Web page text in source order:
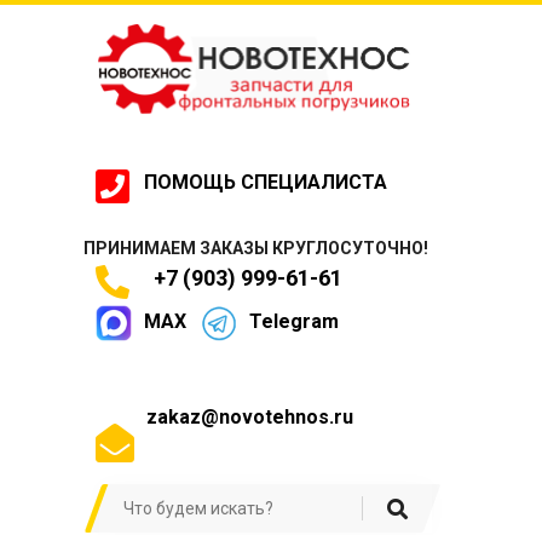
ПОМОЩЬ СПЕЦИАЛИСТА
ПРИНИМАЕМ ЗАКАЗЫ КРУГЛОСУТОЧНО!
+7 (903) 999-61-61
MAX Telegram
zakaz@novotehnos.ru